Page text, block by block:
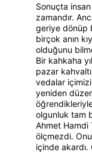
Sonuçta
zamandır.
geriye dönüp
birçok anın
olduğunu
Bir kahkaha
pazar
vedalar
yeniden
olgunluk tam
Ahmet Hamdi
ölçmezdi.
içinde akardı.